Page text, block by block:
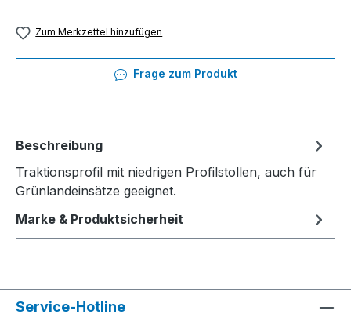
Zum Merkzettel hinzufügen
Frage zum Produkt
Beschreibung
Traktionsprofil mit niedrigen Profilstollen, auch für
Grünlandeinsätze geeignet.
Marke & Produktsicherheit
Service-Hotline